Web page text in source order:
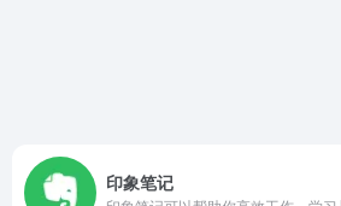
印象笔记